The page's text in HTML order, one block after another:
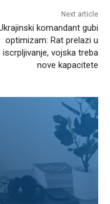
Next article
komandant gubi
optimizam: Rat prelazi u
iscrpljivanje, vojska treba
nove kapacitete